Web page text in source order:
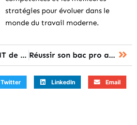
stratégies pour évoluer dans le
monde du travail moderne.
Réussir avec l’ENT de Poitiers : un atout pour votre formation ! Réussir son bac pro agora pour une carrière en gestion dynamique et enrichissante
Twitter LinkedIn Email